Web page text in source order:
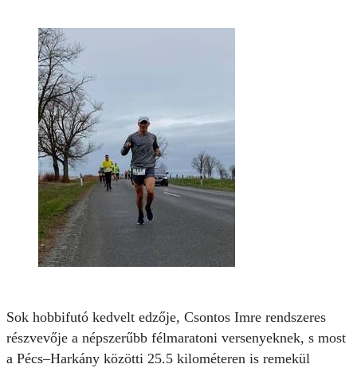
Sok hobbifutó kedvelt edzője, Csontos Imre rendszeres
részvevője a népszerűbb félmaratoni versenyeknek, s most
a Pécs–Harkány közötti 25.5 kilométeren is remekül